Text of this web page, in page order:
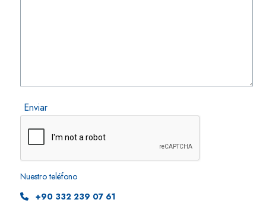
Enviar
Nuestro teléfono
+90 332 239 07 61